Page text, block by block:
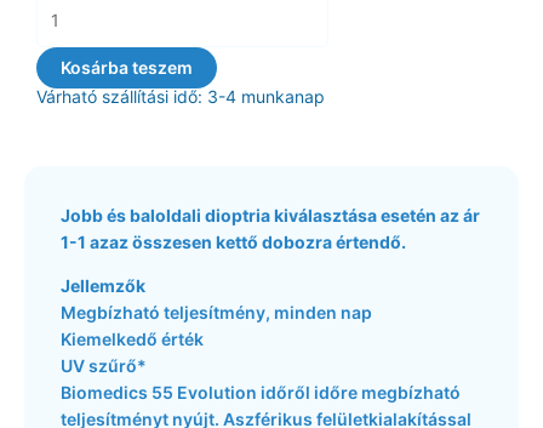
Kosárba teszem
Várható szállítási idő: 3-4 munkanap
Jobb és baloldali dioptria kiválasztása esetén az ár
1-1 azaz összesen kettő dobozra értendő.
Jellemzők
Megbízható teljesítmény, minden nap
Kiemelkedő érték
UV szűrő*
Biomedics 55 Evolution időről időre megbízható
teljesítményt nyújt. Aszférikus felületkialakítással